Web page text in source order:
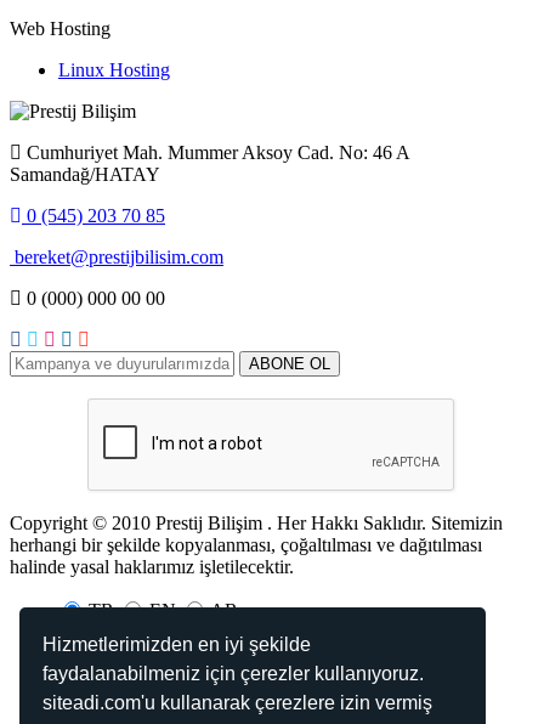
Hizmetlerimizden en iyi şekilde
faydalanabilmeniz için çerezler kullanıyoruz.
siteadi.com'u kullanarak çerezlere izin vermiş
Web Hosting
Linux Hosting
Cumhuriyet Mah. Mummer Aksoy Cad. No: 46 A
Samandağ/HATAY
0 (545) 203 70 85
bereket@prestijbilisim.com
0 (000) 000 00 00
Copyright © 2010 Prestij Bilişim . Her Hakkı Saklıdır. Sitemizin
herhangi bir şekilde kopyalanması, çoğaltılması ve dağıtılması
halinde yasal haklarımız işletilecektir.
TR EN
AR
Kabul Ettiğimiz Ödemeler